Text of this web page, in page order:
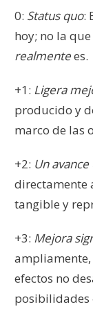
0: Status quo:
hoy; no la que
realmentees.
+1: Ligera
producido y
marco de las
+2: Un
directamente
tangible y
+3: Mejora
ampliamente,
efectos no
posibilidades